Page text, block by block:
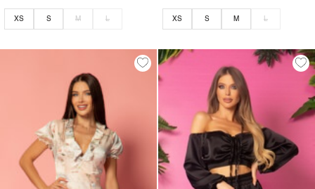
XS S M L XS S M L